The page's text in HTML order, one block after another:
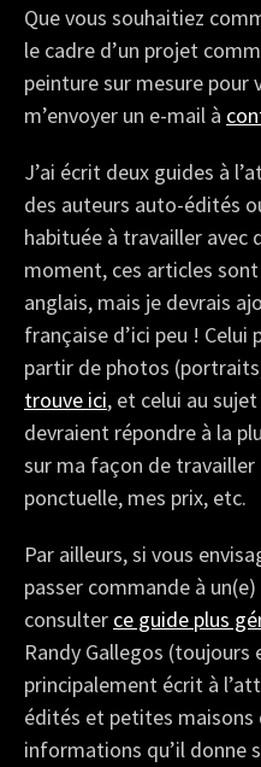
Que vous souhaitiez
le cadre d’un projet
peinture sur mesure pour
m’envoyer un e-mail à
J’ai écrit deux guides à
des auteurs auto-édités
habituée à travailler avec
moment, ces articles
anglais, mais je devrais
française d’ici peu !
partir de photos
trouve ici, et celui au
devraient répondre à la
sur ma façon de travailler
ponctuelle, mes prix, etc.
Par ailleurs, si vous
passer commande à
consulter ce guide plus
Randy Gallegos (toujours
principalement écrit à
édités et petites maisons
informations qu’il donne